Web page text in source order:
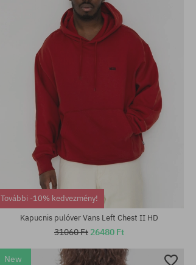
További -10% kedvezmény!
Kapucnis pulóver Vans Left Chest II HD
31060 Ft 26480 Ft
New